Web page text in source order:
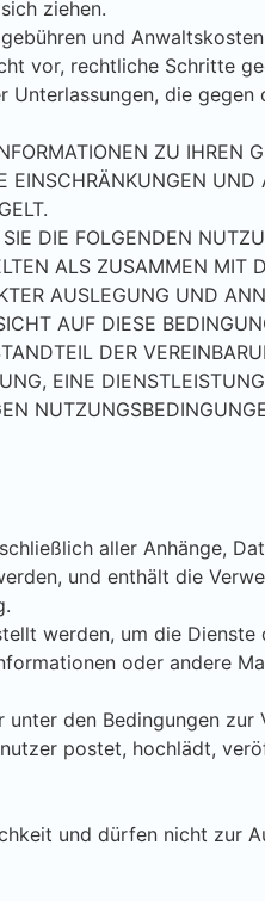
ziehen.
und
vor, rechtliche Schritte
die gegen
ZU IHREN
DIE FOLGENDEN
ALS ZUSAMMEN MIT
AUSLEGUNG UND
AUF DIESE
DER
EINE
aller Anhänge,
und enthält die
werden, um die
oder andere
den Bedingungen
postet, hochlädt,
und dürfen nicht zur